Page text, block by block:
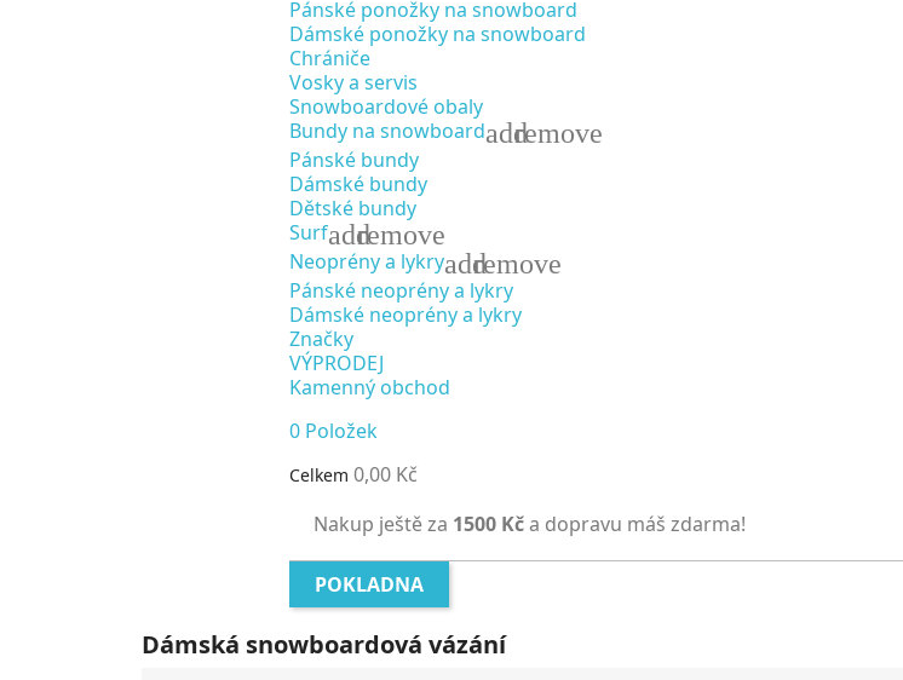
Pánské ponožky na snowboard
Dámské ponožky na snowboard
Chrániče
Vosky a servis
Snowboardové obaly
Bundy na snowboardaddremove
Pánské bundy
Dámské bundy
Dětské bundy
Surfaddremove
Neoprény a lykryaddremove
Pánské neoprény a lykry
Dámské neoprény a lykry
Značky
VÝPRODEJ
Kamenný obchod
0 Položek
Celkem 0,00 Kč
Nakup ještě za 1500 Kča dopravu máš zdarma!
POKLADNA
Dámská snowboardová vázání